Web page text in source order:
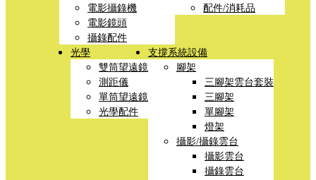
電影攝錄機
電影鏡頭
攝錄配件
配件/消耗品
光學
雙筒望遠鏡
測距儀
單筒望遠鏡
光學配件
支撐系統設備
腳架
三腳架雲台套裝
三腳架
單腳架
燈架
攝影/攝錄雲台
攝影雲台
攝錄雲台